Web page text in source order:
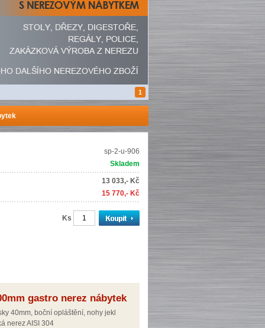
1
sp-2-u-906
Skladem
13 033,- Kč
15 770,- Kč
Ks
gastro nerez nábytek
40mm, boční opláštění, nohy jekl
nerez AISI 304